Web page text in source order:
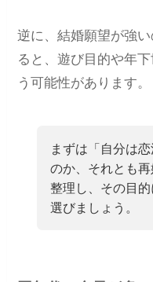
逆に、結婚願望が強
ると、遊び目的や年
う可能性があります。
まずは「自分は
のか、それとも
整理し、その目
選びましょう。